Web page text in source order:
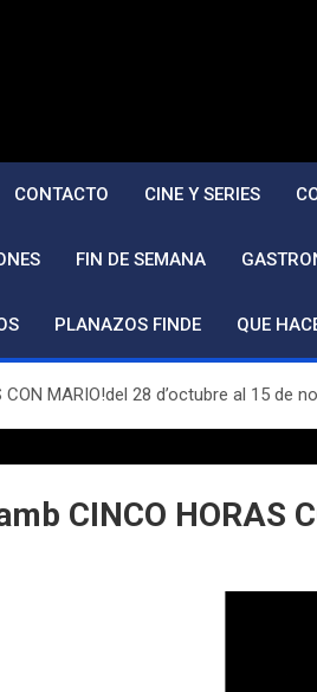
CONTACTO CINE Y SERIES
FIN DE SEMANA
PLANAZOS FINDE QUE
MARIO!del 28 d’octubre al 15 de
CINCO HORAS